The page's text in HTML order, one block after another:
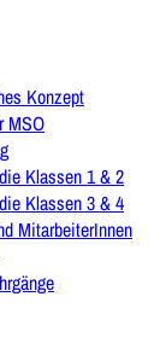
Konzept
MSO
Klassen 1 & 2
Klassen 3 & 4
MitarbeiterInnen